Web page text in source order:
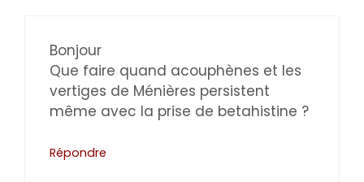
Bonjour
Que faire quand acouphènes et les
vertiges de Ménières persistent
même avec la prise de betahistine ?
Répondre